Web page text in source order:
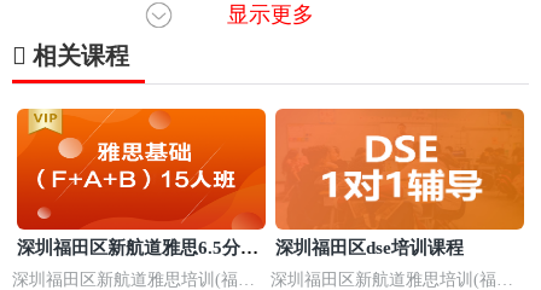
广州黄埔区新航道英雅思培训(黄埔校区)
广州市黄埔区绿地中广广州A1栋22楼
7 广州新航道英雅思培训(南沙校区)
广州星河山海湾一期G6栋304
8
深圳罗湖区新航道雅思培训(罗湖东门校
区)
深圳市罗湖区鸿隆世纪广场A座8楼
9
深圳南山区新航道雅思培训(南山深大校
显示更多
相关课程
深圳福田区新航道雅思6.5分起
步强化班
深圳福田区新航道雅思培训(福田
深圳福田区dse培训课程
深圳福田区新航道雅思培训(福田